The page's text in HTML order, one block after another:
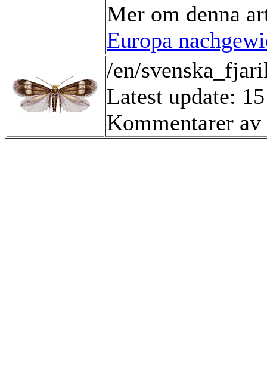
Mer om denna
Europa
/en/
Latest update:
Kommentarer